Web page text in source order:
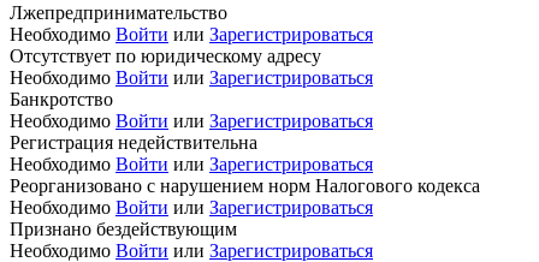
Лжепредпринимательство
Необходимо Войти или Зарегистрироваться
Отсутствует по юридическому адресу
Необходимо Войти или Зарегистрироваться
Банкротство
Необходимо Войти или Зарегистрироваться
Регистрация недействительна
Необходимо Войти или Зарегистрироваться
Реорганизовано с нарушением норм Налогового кодекса
Необходимо Войти или Зарегистрироваться
Признано бездействующим
Необходимо Войти или Зарегистрироваться